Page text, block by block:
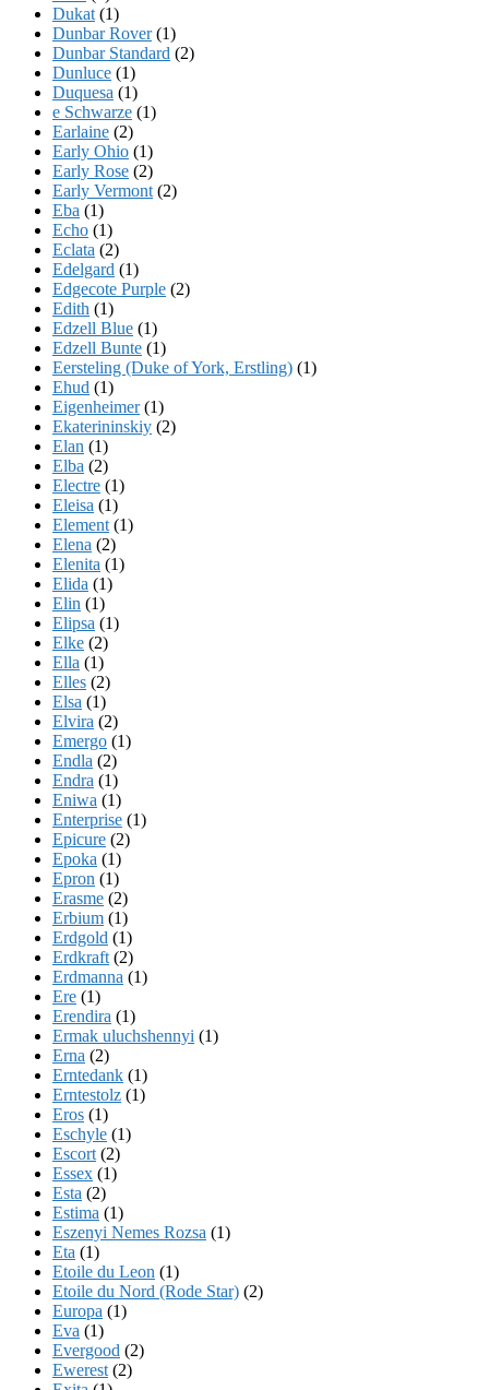
Dukat (1)
Dunbar Rover(1)
Dunbar Standard (2)
Dunluce (1)
Duquesa (1)
e Schwarze (1)
Earlaine (2)
Early Ohio (1)
Early Rose (2)
Early Vermont (2)
Eba (1)
Echo (1)
Eclata (2)
Edelgard (1)
Edgecote Purple (2)
Edith (1)
Edzell Blue (1)
Edzell Bunte (1)
Eersteling (Duke of York, Erstling) (1)
Ehud (1)
Eigenheimer(1)
Ekaterininskiy (2)
Elan (1)
Elba (2)
Electre (1)
Eleisa (1)
Element (1)
Elena (2)
Elenita (1)
Elida (1)
Elin (1)
Elipsa (1)
Elke (2)
Ella (1)
Elles (2)
Elsa (1)
Elvira (2)
Emergo (1)
Endla (2)
Endra (1)
Eniwa (1)
Enterprise (1)
Epicure (2)
Epoka (1)
Epron (1)
Erasme (2)
Erbium (1)
Erdgold (1)
Erdkraft (2)
Erdmanna (1)
Ere (1)
Erendira (1)
Ermak uluchshennyi (1)
Erna (2)
Erntedank (1)
Erntestolz (1)
Eros (1)
Eschyle (1)
Escort (2)
Essex (1)
Esta (2)
Estima (1)
Eszenyi Nemes Rozsa (1)
Eta (1)
Etoile du Leon (1)
Etoile du Nord (Rode Star) (2)
Europa (1)
Eva (1)
Evergood (2)
Ewerest (2)